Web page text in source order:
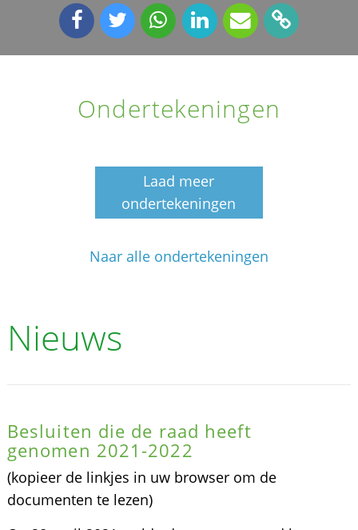
Ondertekeningen
Laad meer
ondertekeningen
Naar alle ondertekeningen
Nieuws
Besluiten die de raad heeft
genomen 2021-2022
(kopieer de linkjes in uw browser om de
documenten te lezen)